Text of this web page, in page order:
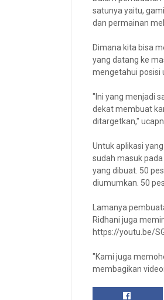
satunya yaitu,
dan permainan
Dimana kita bisa
yang datang ke
mengetahui posisi
"Ini yang menjadi
dekat membuat
ditargetkan,"
Untuk aplikasi
sudah masuk
yang dibuat. 50
diumumkan. 50
Lamanya
Ridhani juga
https://youtu.be/
"Kami juga
membagikan